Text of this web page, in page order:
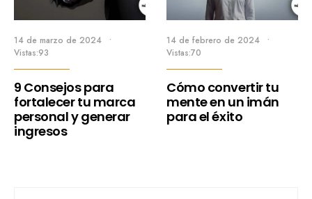
14 de marzo de 2024
•
Vistas:93
9 Consejos para
fortalecer tu marca
personal y generar
ingresos
14 de febrero de 2024
•
Vistas:70
Cómo convertir tu
mente en un imán
para el éxito